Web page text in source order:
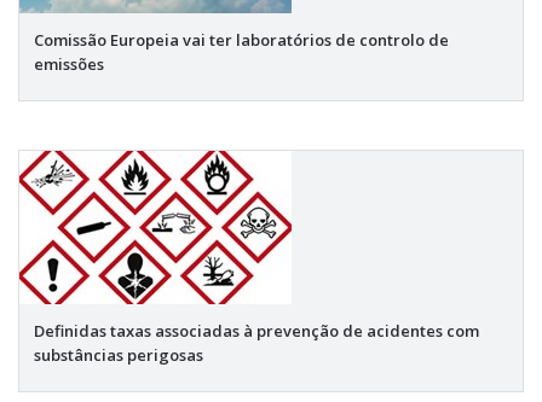
Comissão Europeia vai ter laboratórios de controlo de
emissões
Definidas taxas associadas à prevenção de acidentes com
substâncias perigosas